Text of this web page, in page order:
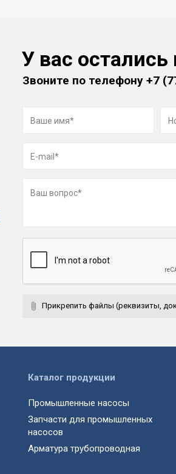
У вас
Звоните по телефону+7
Прикрепить файлы (реквизиты,
Каталог продукции
Промышленные насосы
Запчасти для промышленных
насосов
Арматура трубопроводная